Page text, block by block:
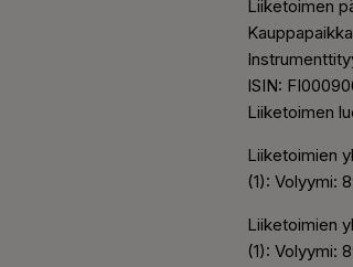
Liiketoimen
ISIN:
Liiketoimen
Liiketoimien
(1): Volyymi:
Liiketoimien
(1): Volyymi: